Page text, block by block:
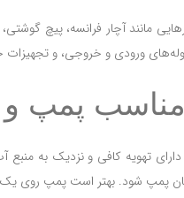
مانند آچار فرانسه، پیچ
ورودی و خروجی، و تجهیزات
مناسب پمپ
تهویه کافی و نزدیک به منبع
پمپ شود. بهتر است پمپ روی